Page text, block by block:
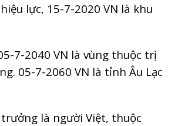
lực, 15-7-2020 VN là khu
7-2040 VN là vùng thuộc trị
05-7-2060 VN là tỉnh Âu Lạc
trưởng là người Việt, thuộc